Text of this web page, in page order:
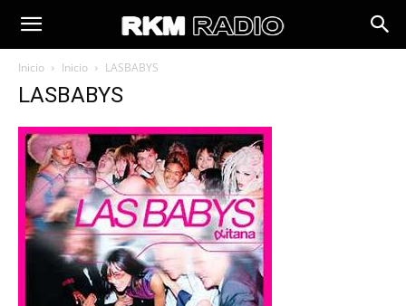
Inicio Inicio LASBABYS
LASBABYS